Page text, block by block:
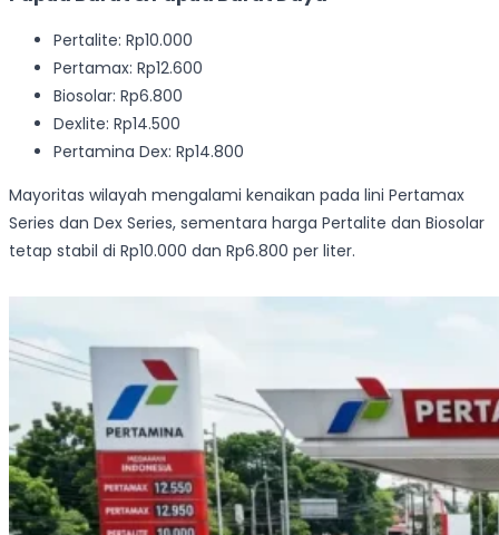
Pertalite: Rp10.000
Pertamax: Rp12.600
Biosolar: Rp6.800
Dexlite: Rp14.500
Pertamina Dex: Rp14.800
Mayoritas wilayah mengalami kenaikan pada lini Pertamax
Series dan Dex Series, sementara harga Pertalite dan Biosolar
tetap stabil di Rp10.000 dan Rp6.800 per liter.